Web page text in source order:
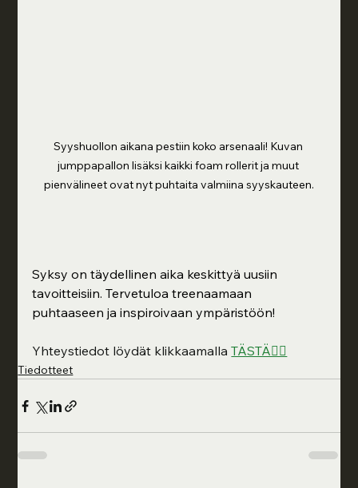
Syyshuollon aikana pestiin koko arsenaali! Kuvan
jumppapallon lisäksi kaikki foam rollerit ja muut
pienvälineet ovat nyt puhtaita valmiina syyskauteen.
Syksy on täydellinen aika keskittyä uusiin
tavoitteisiin. Tervetuloa treenaamaan
puhtaaseen ja inspiroivaan ympäristöön!
Yhteystiedot löydät klikkaamalla TÄSTÄ👍🏻
Tiedotteet